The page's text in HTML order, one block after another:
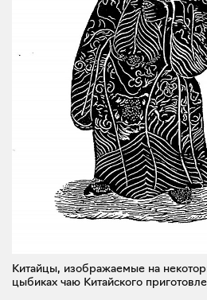
Китайцы, изображаемые на
цыбиках чаю Китайского